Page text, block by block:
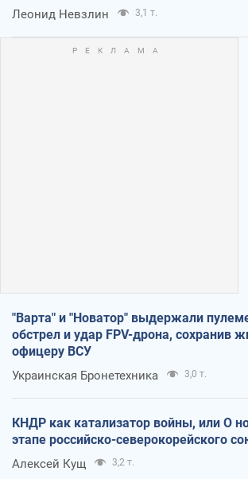
Леонид Невзлин 3,1 т.
"Варта" и "Новатор" выдержали
обстрел и удар FPV-дрона, сохранив
офицеру ВСУ
Украинская Бронетехника 3,0 т.
КНДР как катализатор войны, или О
этапе российско-северокорейского
Алексей Кущ 3,2 т.